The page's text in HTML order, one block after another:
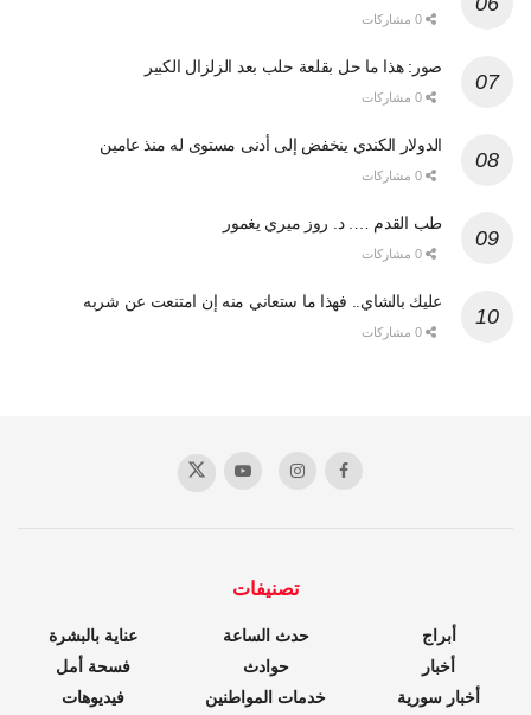
صور: هذا ما حل بقلعة حلب بعد الزلزال الكبير
الدولار الكندي ينخفض إلى أدنى مستوى له منذ عامين
طب القدم …. د. روز ميري يغمور
عليك بالشاي.. فهذا ما ستعاني منه إن امتنعت عن شربه
تصنيفات
أبراج
أخبار
أخبار سورية
حدث الساعة
حوادث
خدمات المواطنين
عناية بالبشرة
فسحة أمل
فيديوهات